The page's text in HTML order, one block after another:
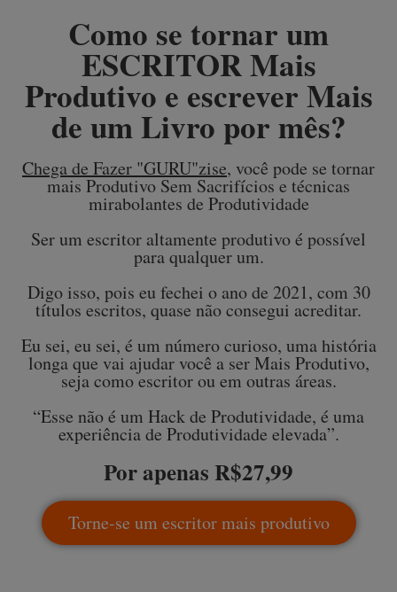
Como se tornar um
ESCRITOR Mais
Produtivo e escrever Mais
de um Livro por mês?
Chega de Fazer "GURU"zise, você pode se tornar
mais Produtivo Sem Sacrifícios e técnicas
mirabolantes de Produtividade
Ser um escritor altamente produtivo é possível
para qualquer um.
Digo isso, pois eu fechei o ano de 2021, com 30
títulos escritos, quase não consegui acreditar.
Eu sei, eu sei, é um número curioso, uma história
longa que vai ajudar você a ser Mais Produtivo,
seja como escritor ou em outras áreas.
“Esse não é um Hack de Produtividade, é uma
experiência de Produtividade elevada”.
Por apenas R$27,99
Torne-se um escritor mais produtivo